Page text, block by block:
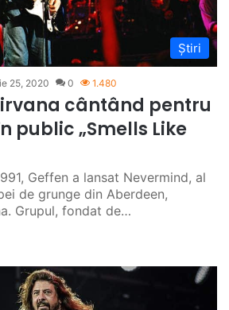
Știri
25, 2020 0 1.480
cântând pentru
public „Smells Like
Geffen a lansat Nevermind, al
de grunge din Aberdeen,
Grupul, fondat de…